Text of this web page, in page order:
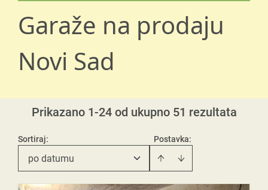
Garaže na prodaju
Novi Sad
Prikazano 1-24 od ukupno 51 rezultata
Postavka:
Sortiraj:
po datumu